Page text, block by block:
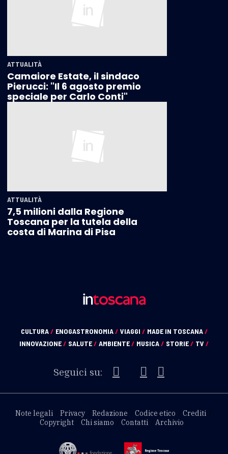
ATTUALITÀ
Camaiore Estate, il sindaco
Pierucci: "Il 6 agosto premio
speciale per Carlo Conti"
ATTUALITÀ
7,5 milioni dalla Regione
Toscana per la tutela della
costa di Marina di Pisa
CULTURA/ ENOGASTRONOMIA/ VIAGGI / MADE IN TOSCANA/
INNOVAZIONE/ SALUTE/ AMBIENTE/ MUSICA/ STORIE/ TV /
Seguici su:
Note legali Privacy Redazione Codice etico
Crediti
Copyright
Chi siamo Contatti Archivio